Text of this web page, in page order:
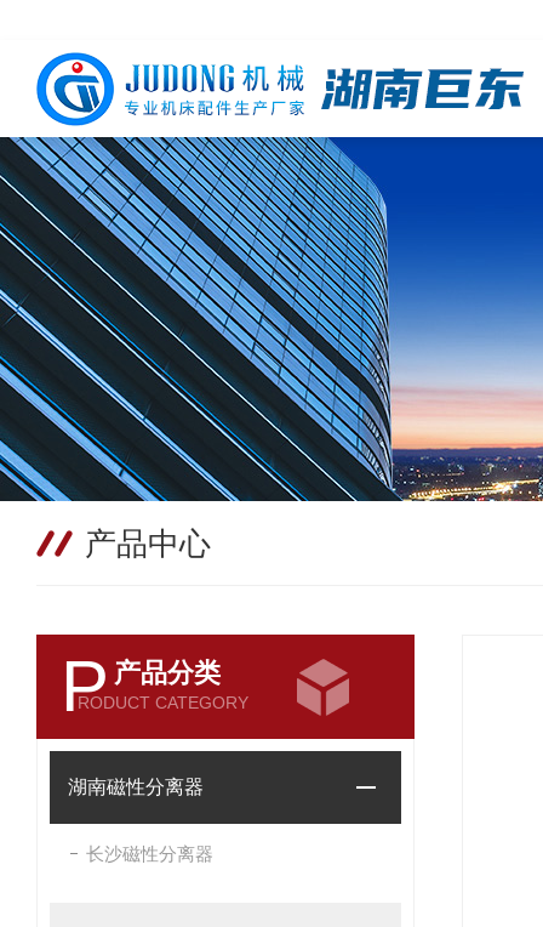
产品中心
P 产品分类
RODUCT CATEGORY
湖南磁性分离器
长沙磁性分离器